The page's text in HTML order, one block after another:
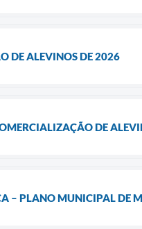
DE ALEVINOS DE 2026
DE
– PLANO MUNICIPAL DE